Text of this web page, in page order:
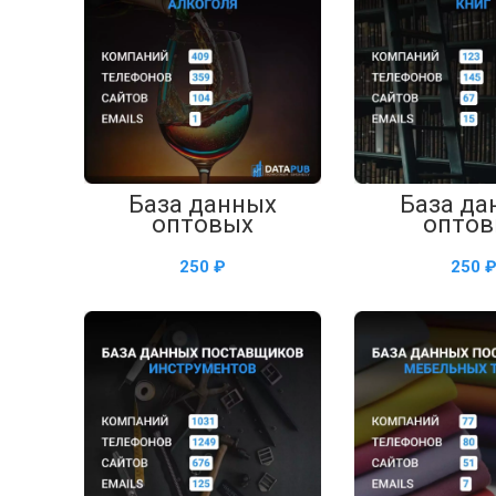
База данных
оптовых
алкоголя — таблица
₽
База
— таблица₽